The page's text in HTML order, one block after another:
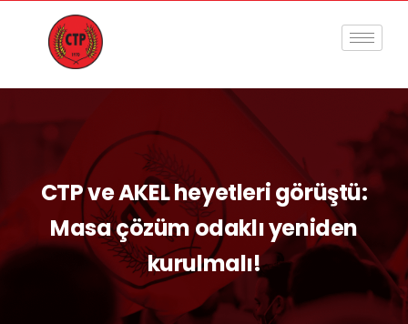
CTP ve AKEL heyetleri görüştü:
Masa çözüm odaklı yeniden
kurulmalı!